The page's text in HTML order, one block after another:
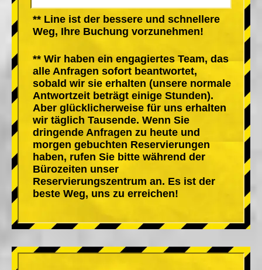
** Line ist der bessere und schnellere
Weg, Ihre Buchung vorzunehmen!
** Wir haben ein engagiertes Team, das
alle Anfragen sofort beantwortet,
sobald wir sie erhalten (unsere normale
Antwortzeit beträgt einige Stunden).
Aber glücklicherweise für uns erhalten
wir täglich Tausende. Wenn Sie
dringende Anfragen zu heute und
morgen gebuchten Reservierungen
haben, rufen Sie bitte während der
Bürozeiten unser
Reservierungszentrum an. Es ist der
beste Weg, uns zu erreichen!